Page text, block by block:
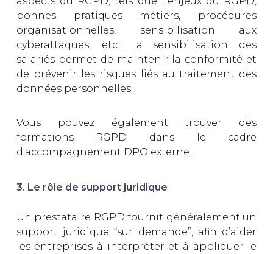
bonnes pratiques métiers, procédures
organisationnelles, sensibilisation aux
cyberattaques, etc. La sensibilisation des
salariés permet de maintenir la conformité et
de prévenir les risques liés au traitement des
données personnelles.
Vous pouvez également trouver des
formations RGPD dans le cadre
d'accompagnement DPO externe.
3. Le rôle de support juridique
Un prestataire RGPD fournit généralement un
support juridique “sur demande”, afin d’aider
les entreprises à interpréter et à appliquer le